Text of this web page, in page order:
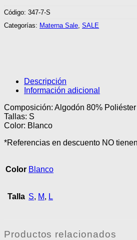
Código: 347-7-S
Categorías: Materna Sale, SALE
Descripción
Información adicional
Composición: Algodón 80%
Tallas: S
Color: Blanco
*Referencias en descuento NO
Color Blanco
Talla S, M, L
Productos relacionados